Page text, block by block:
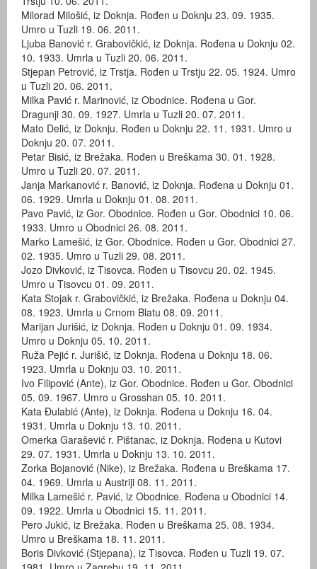
Milorad Milošić, iz Doknja. Rođen u Doknju 23. 09. 1935.
Umro u Tuzli 19. 06. 2011.
Ljuba Banović r. Grabovičkić, iz Doknja. Rođena u Doknju 02.
10. 1933. Umrla u Tuzli 20. 06. 2011.
Stjepan Petrović, iz Trstja. Rođen u Trstju 22. 05. 1924. Umro
u Tuzli 20. 06. 2011.
Milka Pavić r. Marinović, iz Obodnice. Rođena u Gor.
Dragunji 30. 09. 1927. Umrla u Tuzli 20. 07. 2011.
Mato Delić, iz Doknju. Rođen u Doknju 22. 11. 1931. Umro u
Doknju 20. 07. 2011.
Petar Bisić, iz Brežaka. Rođen u Breškama 30. 01. 1928.
Umro u Tuzli 20. 07. 2011.
Janja Markanović r. Banović, iz Doknja. Rođena u Doknju 01.
06. 1929. Umrla u Doknju 01. 08. 2011.
Pavo Pavić, iz Gor. Obodnice. Rođen u Gor. Obodnici 10. 06.
1933. Umro u Obodnici 26. 08. 2011.
Marko Lamešić, iz Gor. Obodnice. Rođen u Gor. Obodnici 27.
02. 1935. Umro u Tuzli 29. 08. 2011.
Jozo Divković, iz Tisovca. Rođen u Tisovcu 20. 02. 1945.
Umro u Tisovcu 01. 09. 2011.
Kata Stojak r. Grabovičkić, iz Brežaka. Rođena u Doknju 04.
08. 1923. Umrla u Crnom Blatu 08. 09. 2011.
Marijan Jurišić, iz Doknja. Rođen u Doknju 01. 09. 1934.
Umro u Doknju 05. 10. 2011.
Ruža Pejić r. Jurišić, iz Doknja. Rođena u Doknju 18. 06.
1923. Umrla u Doknju 03. 10. 2011.
Ivo Filipović (Ante), iz Gor. Obodnice. Rođen u Gor. Obodnici
05. 09. 1967. Umro u Grosshan 05. 10. 2011.
Kata Đulabić (Ante), iz Doknja. Rođena u Doknju 16. 04.
1931. Umrla u Doknju 13. 10. 2011.
Omerka Garašević r. Pištanac, iz Doknja. Rođena u Kutovi
29. 07. 1931. Umrla u Doknju 13. 10. 2011.
Zorka Bojanović (Nike), iz Brežaka. Rođena u Breškama 17.
04. 1969. Umrla u Austriji 08. 11. 2011.
Milka Lamešić r. Pavić, iz Obodnice. Rođena u Obodnici 14.
09. 1922. Umrla u Obodnici 15. 11. 2011.
Pero Jukić, iz Brežaka. Rođen u Breškama 25. 08. 1934.
Umro u Breškama 18. 11. 2011.
Boris Divković (Stjepana), iz Tisovca. Rođen u Tuzli 19. 07.